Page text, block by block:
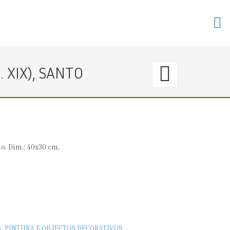
XIX), SANTO
〈€
Dim.: 40x30 cm.
E OBJECTOS DECORATIVOS